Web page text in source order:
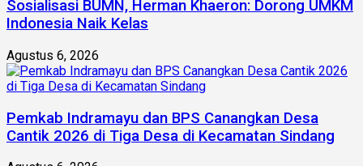
Sosialisasi BUMN, Herman Khaeron: Dorong UMKM
Indonesia Naik Kelas
Agustus 6, 2026
Pemkab Indramayu dan BPS Canangkan Desa
Cantik 2026 di Tiga Desa di Kecamatan Sindang